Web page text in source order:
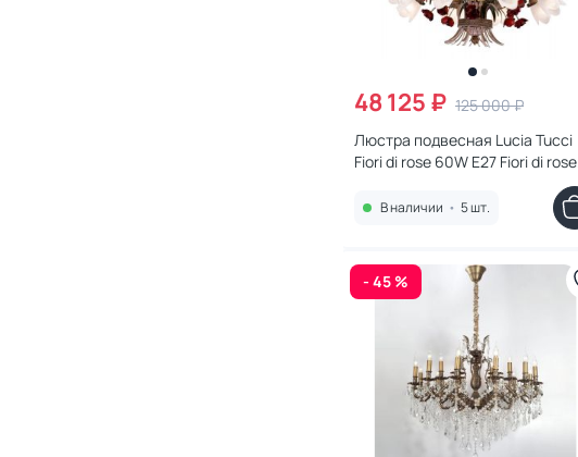
48 125 ₽ 125 000 ₽
Люстра подвесная Lucia Tucci
Fiori di rose 60W E27 Fiori di rose
В наличии • 5 шт.
- 45 %